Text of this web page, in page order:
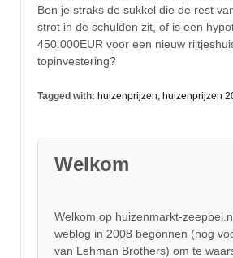
Ben je straks de sukkel die de rest
strot in de schulden zit, of is een
450.000EUR voor een nieuw
topinvestering?
Tagged with: huizenprijzen, huizenprijzen
Welkom
Welkom op huizenmarkt-
weblog in 2008 begonnen (nog
van Lehman Brothers) om te